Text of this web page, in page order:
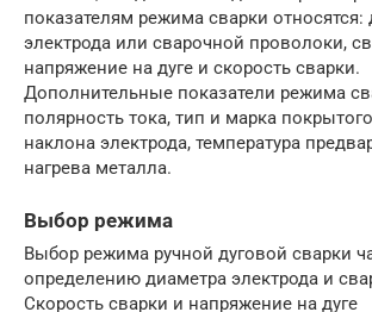
показателям режима сварки относятся:
электрода или сварочной проволоки,
напряжение на дуге и скорость сварки.
Дополнительные показатели режима
полярность тока, тип и марка
наклона электрода, температура
нагрева металла.
Выбор режима
Выбор режима ручной дуговой сварки
определению диаметра электрода и
Скорость сварки и напряжение на дуге